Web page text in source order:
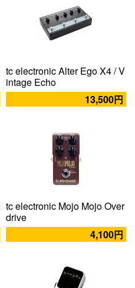
tc electronic Alter Ego X4 / V
intage Echo
13,500円
tc electronic Mojo Mojo Over
drive
4,100円